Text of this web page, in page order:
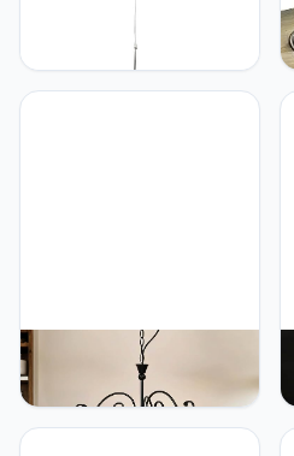
Erlebnisse Corey
Hanglamp, in hoogte
verstelbaar, metaal, zilver,
Licht-Erlebnisse
Hanglamp eettafel zwart,
rustieke plafondlamp
landelijke stijl, hanglamp